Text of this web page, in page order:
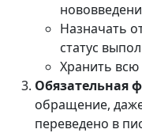
Назначать
статус
Хранить
Обязательная
обращение,
переведено в